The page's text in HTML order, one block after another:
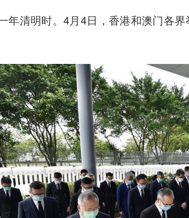
清明时。4月4日，香港和澳门各界